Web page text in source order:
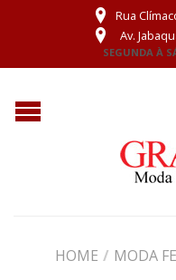
Rua
Av.
SEGUNDA À
HOME / MODA